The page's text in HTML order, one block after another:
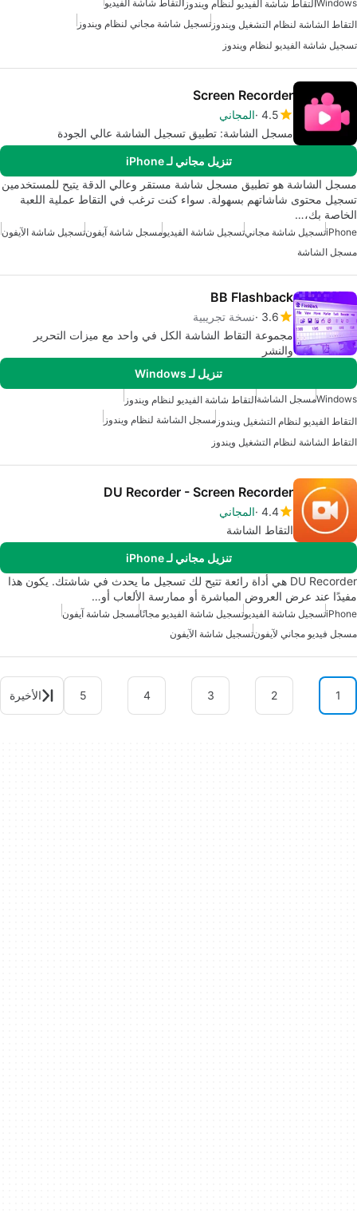
Windowsالتقاط شاشة الفيديو لنظام ويندوز التقاط شاشة الفيديو
التقاط الشاشة لنظام التشغيل ويندوز تسجيل شاشة مجاني لنظام ويندوز
تسجيل شاشة الفيديو لنظام ويندوز
Screen Recorder
4.5 المجاني
مسجل الشاشة: تطبيق تسجيل الشاشة عالي الجودة
تنزيل مجاني لـ iPhone
مسجل الشاشة هو تطبيق مسجل شاشة مستقر وعالي الدقة يتيح للمستخدمين
تسجيل محتوى شاشاتهم بسهولة. سواء كنت ترغب في التقاط عملية اللعبة
الخاصة بك،…
iPhoneتسجيل شاشة مجانيتسجيل شاشة الفيديومسجل شاشة آيفونتسجيل شاشة الآيفون
مسجل الشاشة
BB Flashback
3.6 نسخة تجريبية
مجموعة التقاط الشاشة الكل في واحد مع ميزات التحرير
والنشر
تنزيل لـ Windows
Windowsمسجل الشاشةالتقاط شاشة الفيديو لنظام ويندوز
التقاط الفيديو لنظام التشغيل ويندوز مسجل الشاشة لنظام ويندوز
التقاط الشاشة لنظام التشغيل ويندوز
DU Recorder - Screen Recorder
4.4 المجاني
التقاط الشاشة
تنزيل مجاني لـ iPhone
DU Recorder هي أداة رائعة تتيح لك تسجيل ما يحدث في شاشتك. يكون هذا
مفيدًا عند عرض العروض المباشرة أو ممارسة الألعاب أو…
iPhoneتسجيل شاشة الفيديوتسجيل شاشة الفيديو مجانًامسجل شاشة آيفون
مسجل فيديو مجاني لآيفونتسجيل شاشة الآيفون
1
2
3
4
5 الأخيرة